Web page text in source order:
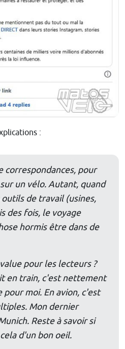
:
correspondances, pour
un vélo. Autant, quand
de travail (usines,
des fois, le voyage
hormis être dans de
pour les lecteurs ?
en train, c'est nettement
moi. En avion, c'est
Mon dernier
Reste à savoir si
d'un bon oeil.